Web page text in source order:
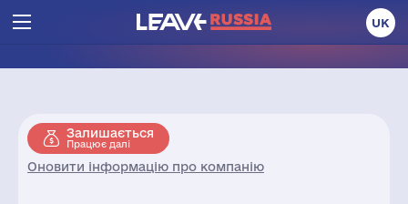
UK
Залишається
Працює далі
Оновити інформацію про компанію